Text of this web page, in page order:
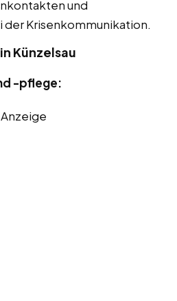
und
Krisenkommunikation.
Künzelsau
-pflege:
Anzeige